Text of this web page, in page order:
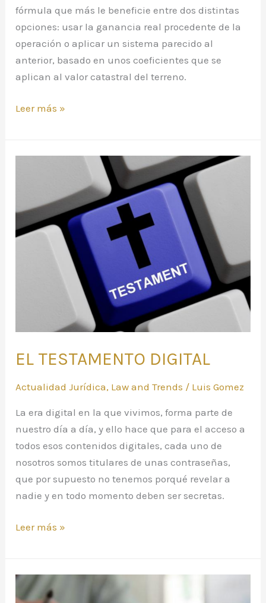
fórmula que más le beneficie entre dos distintas
opciones: usar la ganancia real procedente de la
operación o aplicar un sistema parecido al
anterior, basado en unos coeficientes que se
aplican al valor catastral del terreno.
Leer más »
EL TESTAMENTO DIGITAL
Actualidad Jurídica, Law and Trends / Luis Gomez
La era digital en la que vivimos, forma parte de
nuestro día a día, y ello hace que para el acceso a
todos esos contenidos digitales, cada uno de
nosotros somos titulares de unas contraseñas,
que por supuesto no tenemos porqué revelar a
nadie y en todo momento deben ser secretas.
Leer más »
BENEFICIOS
FISCALES